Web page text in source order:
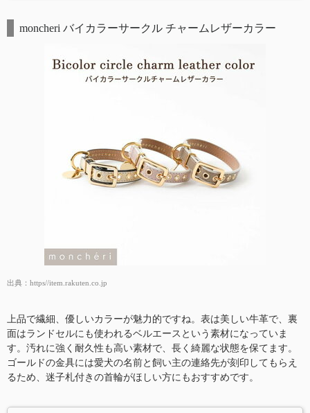
moncheri バイカラーサークル チャームレザーカラー
出典： https//item.rakuten.co.jp
上品で繊細、優しいカラーが魅力的ですね。表は美しい牛革で、裏
面はランドセルにも使われるベルエースという素材になっていま
す。汚れに強く耐久性も高い素材で、長く綺麗な状態を保てます。
ゴールドの金具には愛犬の名前と飼い主の連絡先が刻印してもらえ
るため、迷子札付きの首輪がほしい方にもおすすめです。